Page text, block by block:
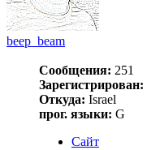
beep_beam
Сообщения: 251
Зарегистрирован:
Откуда: Israel
прог. языки: G
Сайт